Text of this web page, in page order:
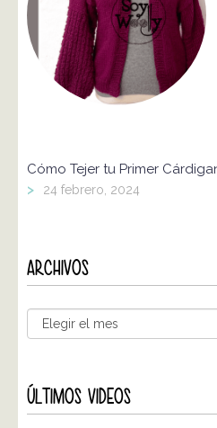
Cómo Tejer tu Primer
> 24 febrero, 2024
ARCHIVOS
ÚLTIMOS VIDEOS